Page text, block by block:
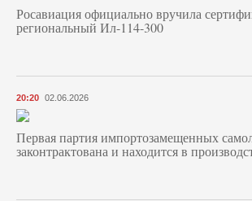
Росавиация официально вручила
региональный Ил-114-300
20:20 02.06.2026
Первая партия импортозамещенных
законтрактована и находится в